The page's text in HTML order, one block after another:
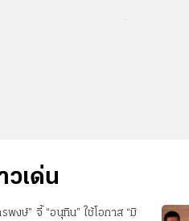
วเด่น
งษ์” จี้ “อนุทิน” ใช้โอกาส “มิ